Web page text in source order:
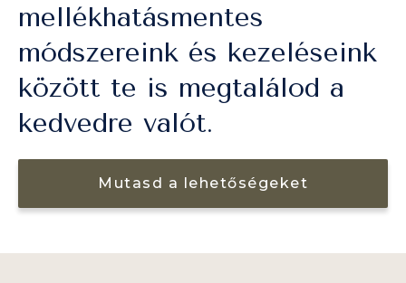
mellékhatásmentes
módszereink és kezeléseink
között te is megtalálod a
kedvedre valót.
Mutasd a lehetőségeket